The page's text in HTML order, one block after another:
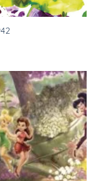
Toevoegen
aan
verlanglijst